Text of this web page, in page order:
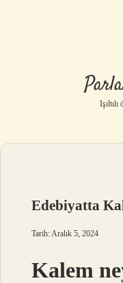
Edebiyatta
Tarih: Aralık 5, 2024
Kalem